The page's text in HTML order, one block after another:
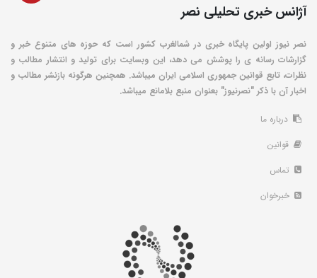
آژانس خبری تحلیلی نصر
نصر نیوز اولین پایگاه خبری در شمالغرب کشور است که حوزه های متنوع خبر و
گزارشات رسانه ی را پوشش می دهد، این وبسایت برای تولید و انتشار مطالب و
نظرات، تابع قوانین جمهوری اسلامی ایران میباشد. همچنین هرگونه بازنشر مطالب و
اخبار آن با ذکر "نصرنیوز" بعنوان منبع بلامانع میباشد.
درباره ما
قوانین
تماس
خبرخوان